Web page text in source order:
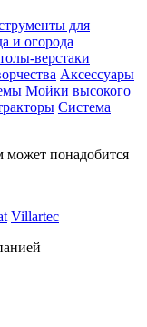
для
и огорода
верстаки
Аксессуары
Мойки высокого
Система
может понадобится
Villartec